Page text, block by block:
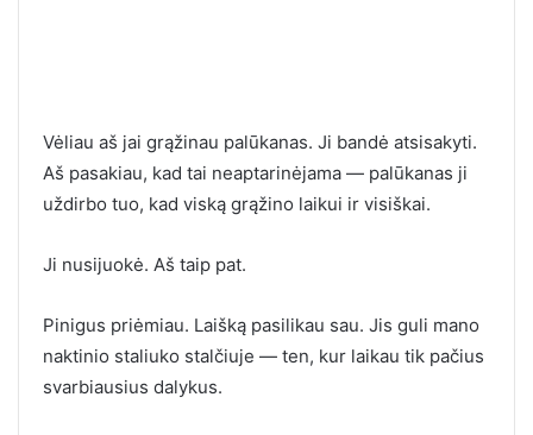
Vėliau aš jai grąžinau palūkanas. Ji bandė atsisakyti.
Aš pasakiau, kad tai neaptarinėjama — palūkanas ji
uždirbo tuo, kad viską grąžino laikui ir visiškai.
Ji nusijuokė. Aš taip pat.
Pinigus priėmiau. Laišką pasilikau sau. Jis guli mano
naktinio staliuko stalčiuje — ten, kur laikau tik pačius
svarbiausius dalykus.